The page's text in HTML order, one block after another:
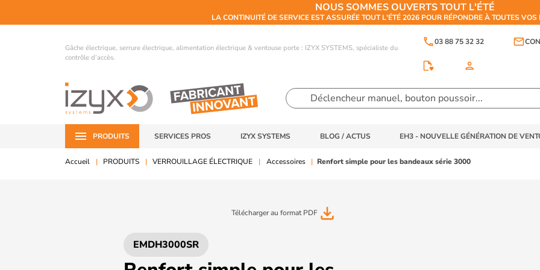
NOUS SOMMES OUVERTS TOUT L'ÉTÉ
LA CONTINUITÉ DE SERVICE EST ASSURÉE TOUT L'ÉTÉ 2026 POUR RÉPONDRE À TOUTES
Gâche électrique, serrure électrique, alimentation électrique & ventouse porte : IZYX SYSTEMS, spécialiste du
contrôle d’accès.
phone03 88 75 32 32 email
person
PRODUITS SERVICES PROS IZYX SYSTEMS BLOG / ACTUS EH3 - NOUVELLE GÉNÉRATION DE
Accueil PRODUITS VERROUILLAGE ÉLECTRIQUE Accessoires Renfort simple pour les bandeaux série 3000
Télécharger au format PDF file_download
EMDH3000SR